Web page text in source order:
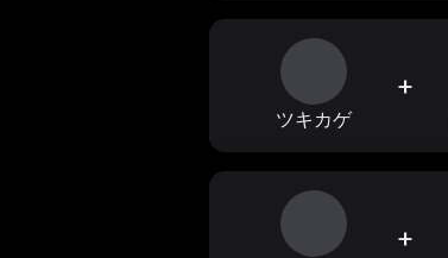
ツキカゲ
+
+